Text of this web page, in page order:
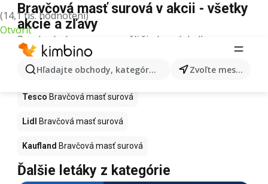
(14,1 tis. hodnotení)
Otvoriť
Hľadajte obchody, kategórie, produkty... Zvoľte mesto
Bravčová masť surová v akcii - všetky
akcie a zľavy
Pre daný výraz sme nenašli žiadne výsledky.
Bravčová masť surová v akcii - Kde
kúpiť?
Tesco Bravčová masť surová
Lidl Bravčová masť surová
Kaufland Bravčová masť surová
Ďalšie letáky z kategórie